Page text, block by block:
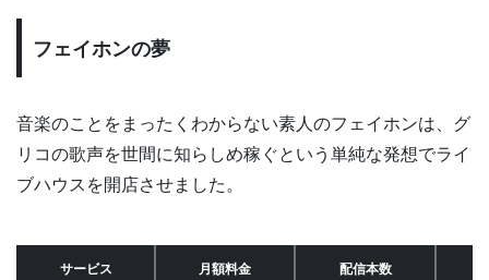
フェイホンの夢
音楽のことをまったくわからない素人のフェイホンは、グ
リコの歌声を世間に知らしめ稼ぐという単純な発想でライ
ブハウスを開店させました。
サービス 月額料金 配信本数